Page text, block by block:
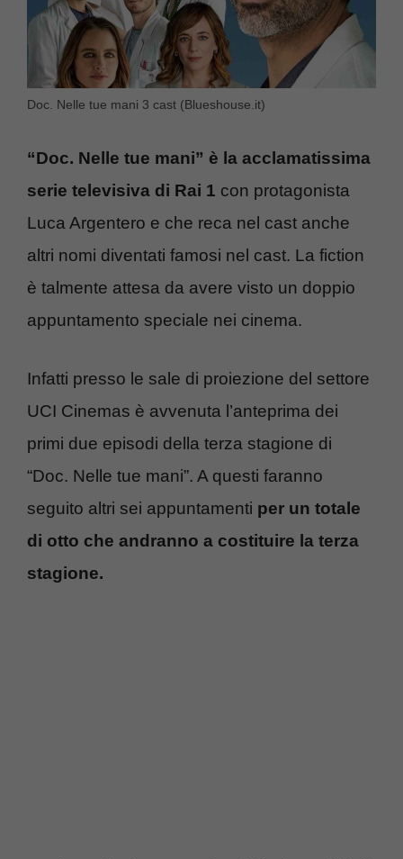
Doc. Nelle tue mani 3 cast (Blueshouse.it)
“Doc. Nelle tue mani” è la acclamatissima
serie televisiva di Rai 1 con protagonista
Luca Argentero e che reca nel cast anche
altri nomi diventati famosi nel cast. La fiction
è talmente attesa da avere visto un doppio
appuntamento speciale nei cinema.
Infatti presso le sale di proiezione del settore
UCI Cinemas è avvenuta l’anteprima dei
primi due episodi della terza stagione di
“Doc. Nelle tue mani”. A questi faranno
seguito altri sei appuntamenti per un totale
di otto che andranno a costituire la terza
stagione.